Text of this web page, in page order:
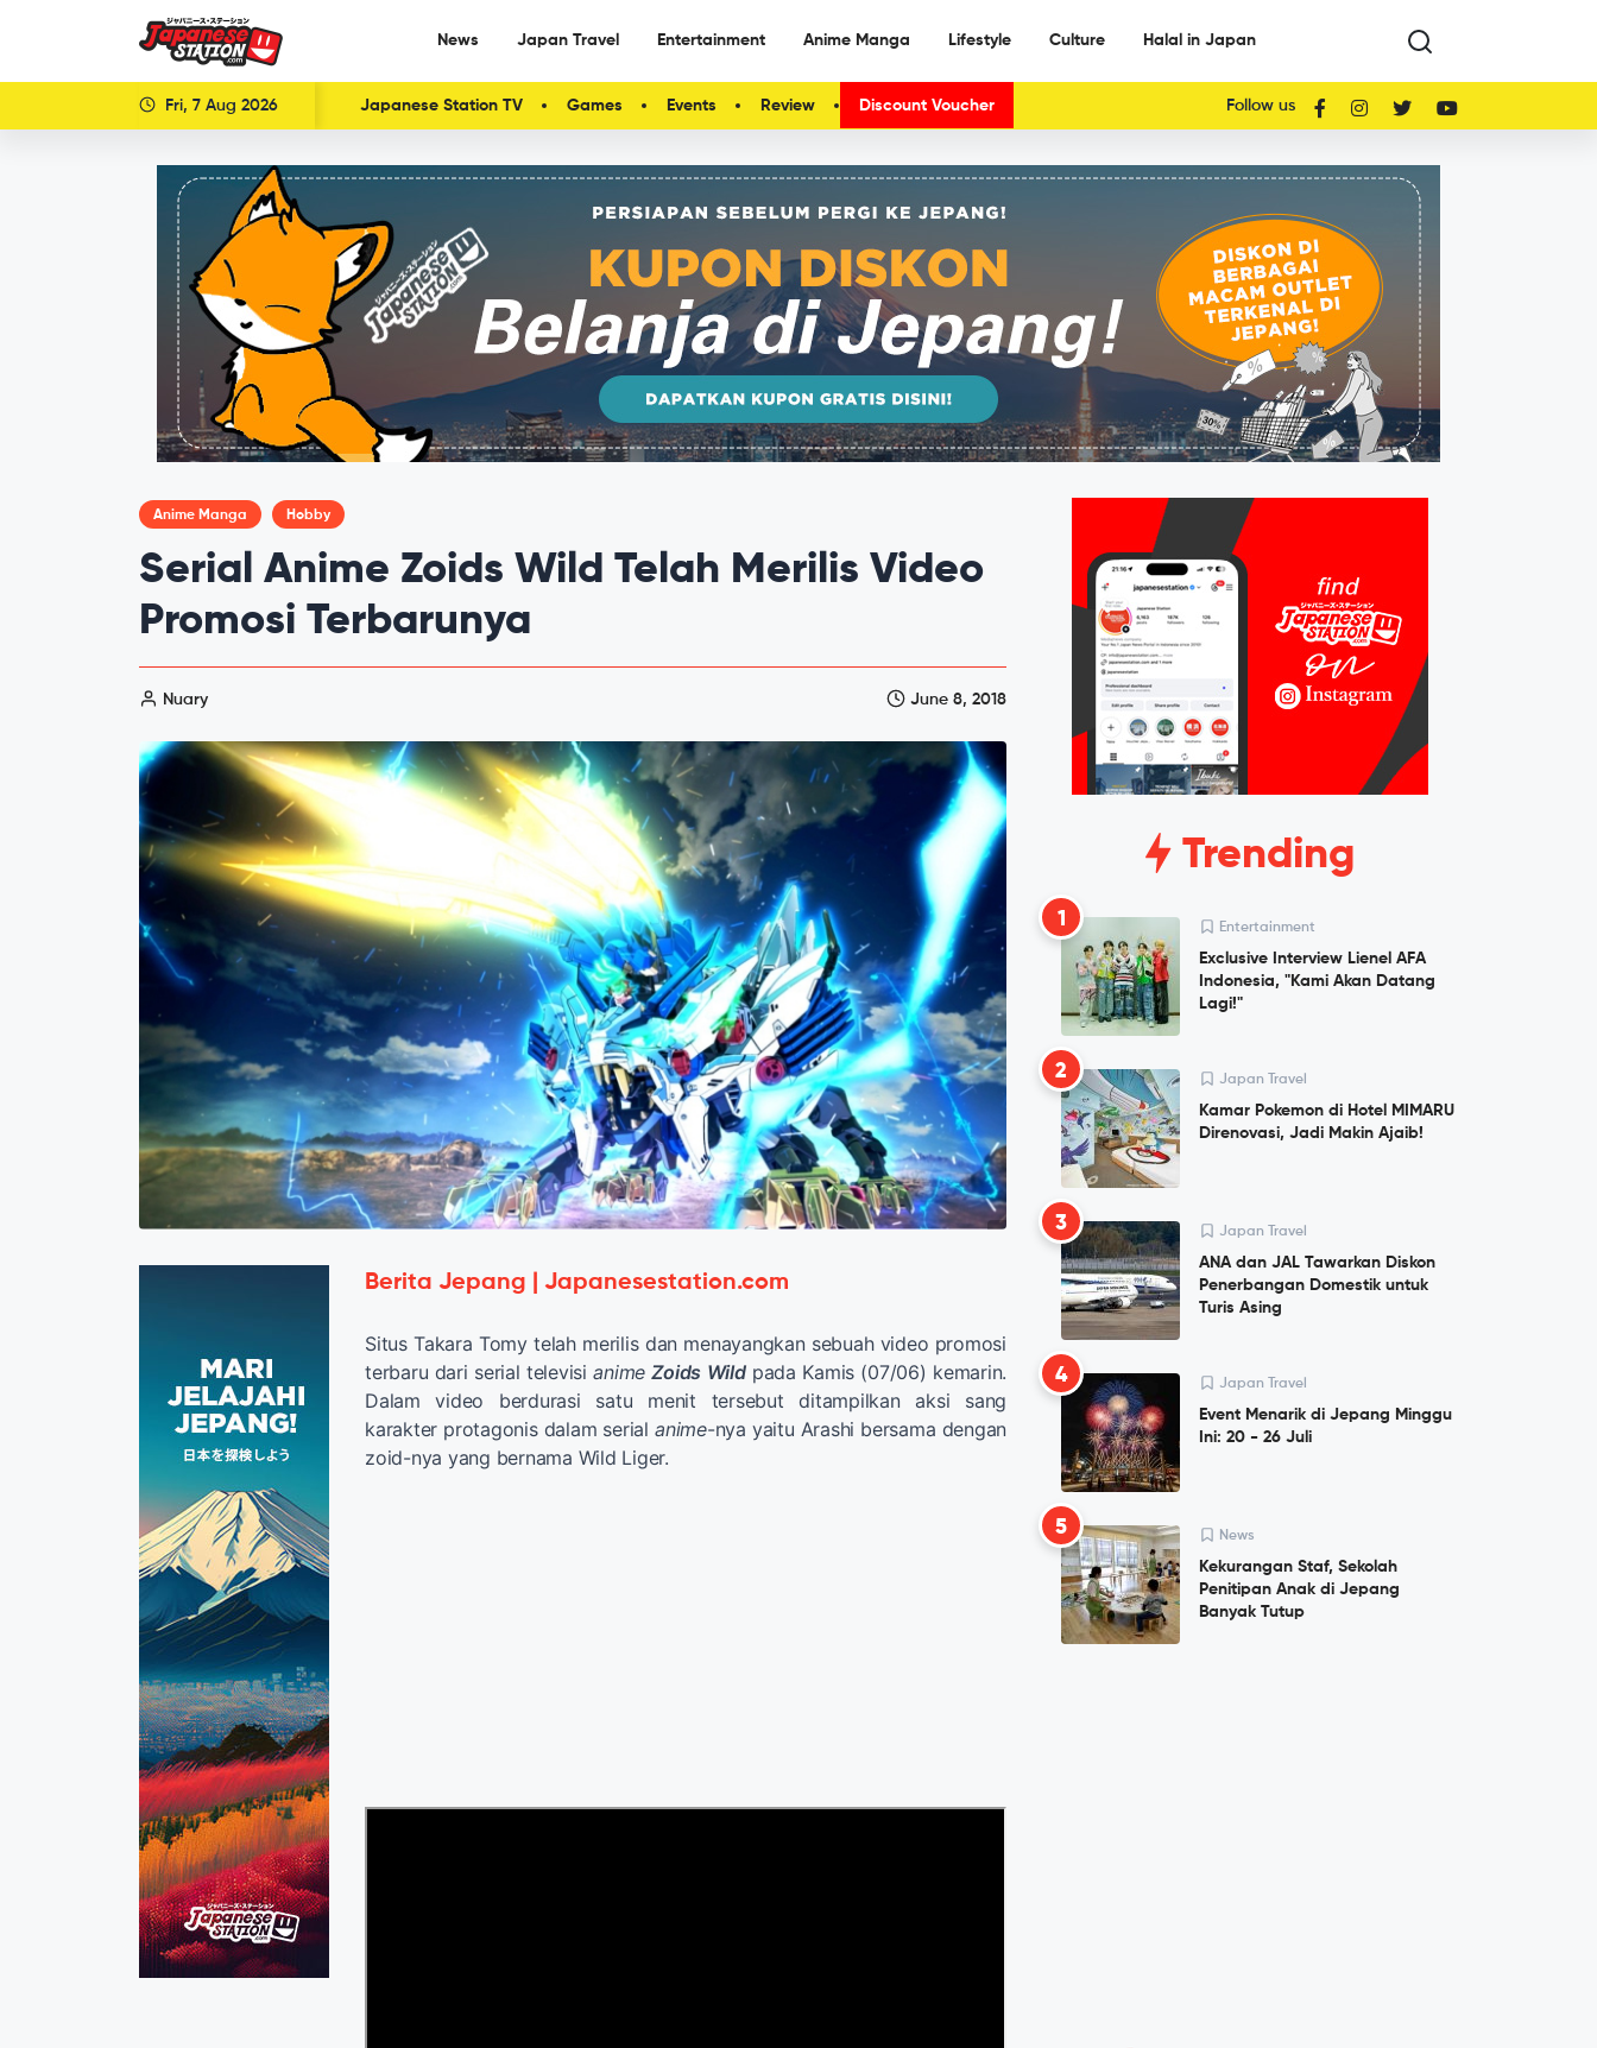
News Japan Travel Entertainment Anime Manga Lifestyle Culture Halal in Japan
Fri, 7 Aug 2026 Japanese Station TV Games Events Review Discount Voucher Follow us
Anime Manga Hobby
Serial Anime Zoids Wild Telah Merilis Video
Promosi Terbarunya
Nuary June 8, 2018
Berita Jepang | Japanesestation.com
Situs Takara Tomy telah merilis dan menayangkan sebuah video promosi
terbaru dari serial televisianimeZoids Wildpada Kamis (07/06) kemarin.
Dalam video berdurasi satu menit tersebut ditampilkan aksi sang
karakter protagonis dalam serial anime-nya yaitu Arashi bersama dengan
zoid-nya yang bernama Wild Liger.
Trending
1 Entertainment
Exclusive Interview Lienel AFA
Indonesia, "Kami Akan Datang
Lagi!"
2 Japan Travel
Kamar Pokemon di Hotel MIMARU
Direnovasi, Jadi Makin Ajaib!
3 Japan Travel
ANA dan JAL Tawarkan Diskon
Penerbangan Domestik untuk
Turis Asing
4 Japan Travel
Event Menarik di Jepang Minggu
Ini: 20 - 26 Juli
5 News
Kekurangan Staf, Sekolah
Penitipan Anak di Jepang
Banyak Tutup